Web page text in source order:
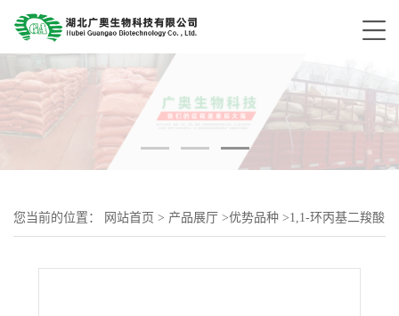
您当前的位置： 网站首页 > 产品展厅 >优势品种 >1,1-环丙基二羧酸